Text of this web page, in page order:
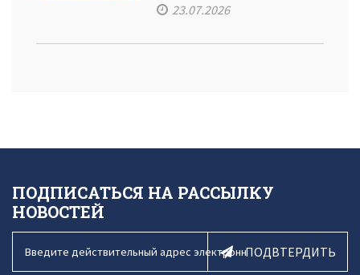
23.07.2026
ПОДПИСАТЬСЯ НА РАССЫЛКУ
НОВОСТЕЙ
ПОДВТЕРДИТЬ